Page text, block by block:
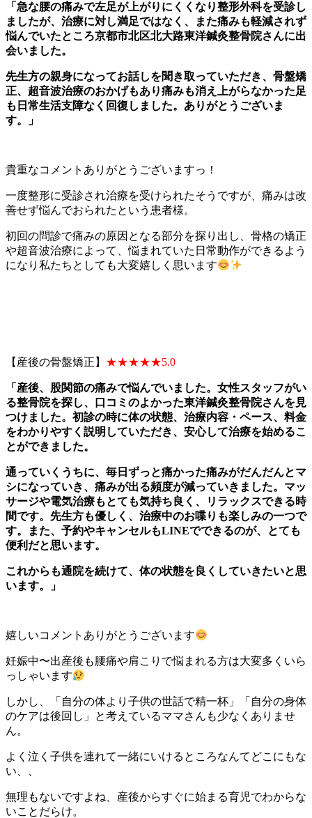
「急な腰の痛みで左足が上がりにくくなり整形外科を受診し
ましたが、治療に対し満足ではなく、また痛みも軽減されず
悩んでいたところ京都市北区北大路東洋鍼灸整骨院さんに出
会いました。
先生方の親身になってお話しを聞き取っていただき、骨盤矯
正、超音波治療のおかげもあり痛みも消え上がらなかった足
も日常生活支障なく回復しました。ありがとうございま
す。」
貴重なコメントありがとうございますっ！
一度整形に受診され治療を受けられたそうですが、痛みは改
善せず悩んでおられたという患者様。
初回の問診で痛みの原因となる部分を探り出し、骨格の矯正
や超音波治療によって、悩まれていた日常動作ができるよう
になり私たちとしても大変嬉しく思います
【産後の骨盤矯正】 ★★★★★5.0
「産後、股関節の痛みで悩んでいました。女性スタッフがい
る整骨院を探し、口コミのよかった東洋鍼灸整骨院さんを見
つけました。初診の時に体の状態、治療内容・ペース、料金
をわかりやすく説明していただき、安心して治療を始めるこ
とができました。
通っていくうちに、毎日ずっと痛かった痛みがだんだんとマ
シになっていき、痛みが出る頻度が減っていきました。マッ
サージや電気治療もとても気持ち良く、リラックスできる時
間です。先生方も優しく、治療中のお喋りも楽しみの一つで
す。また、予約やキャンセルもLINEでできるのが、とても
便利だと思います。
これからも通院を続けて、体の状態を良くしていきたいと思
います。」
嬉しいコメントありがとうございます
妊娠中〜出産後も腰痛や肩こりで悩まれる方は大変多くいら
っしゃいます
しかし、「自分の体より子供の世話で精一杯」「自分の身体
のケアは後回し」と考えているママさんも少なくありませ
ん。
よく泣く子供を連れて一緒にいけるところなんてどこにもな
い、、
無理もないですよね、産後からすぐに始まる育児でわからな
いことだらけ。